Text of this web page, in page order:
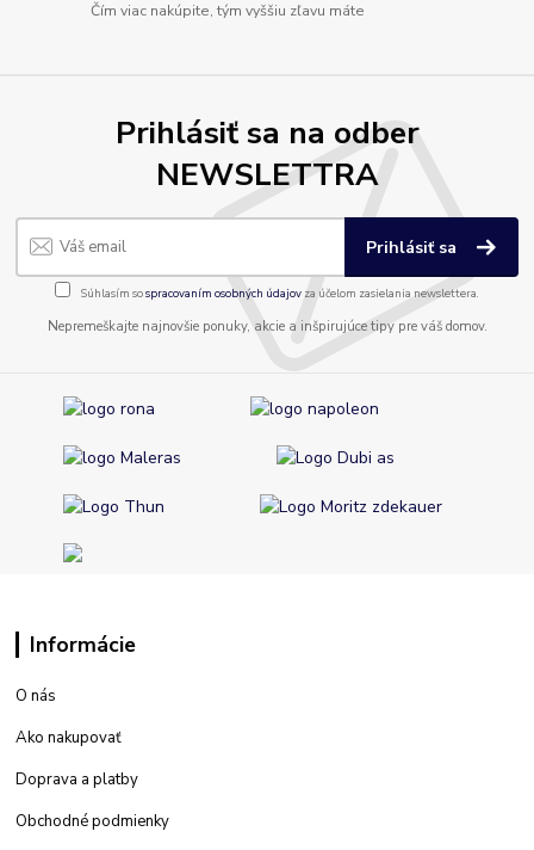
Čím viac nakúpite, tým vyššiu zľavu máte
Prihlásiť sa na odber
NEWSLETTRA
Prihlásiť sa
Súhlasím sospracovaním osobných údajov za účelom zasielania newslettera.
Nepremeškajte najnovšie ponuky, akcie a inšpirujúce tipy pre váš domov.
Informácie
O nás
Ako nakupovať
Doprava a platby
Obchodné podmienky